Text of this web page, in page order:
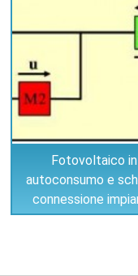
Fotovoltaico in
autoconsumo e
connessione